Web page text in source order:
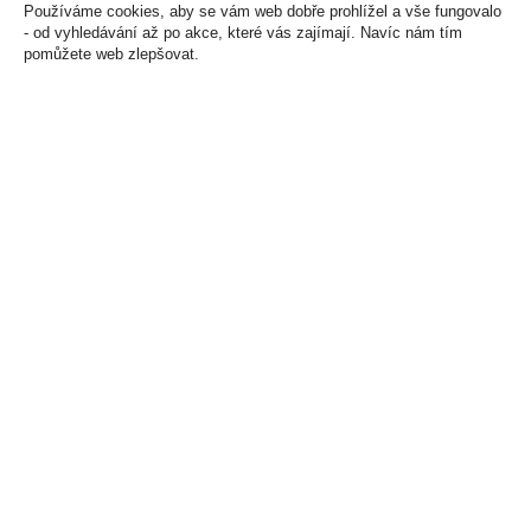
Používáme cookies, aby se vám web dobře prohlížel a vše fungovalo
- od vyhledávání až po akce, které vás zajímají. Navíc nám tím
pomůžete web zlepšovat.